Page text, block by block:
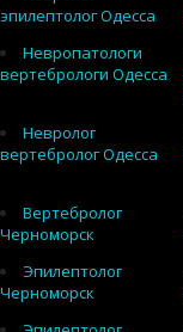
эпилептолог Одесса
Невропатологи
вертебрологи Одесса
Невролог
вертебролог Одесса
Вертебролог
Черноморск
Эпилептолог
Черноморск